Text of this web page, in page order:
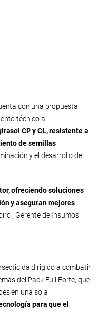
con una propuesta
técnico al
CP y CL, resistente a
de semillas
y el desarrollo del
ofreciendo soluciones
y aseguran mejores
, Gerente de Insumos
dirigido a combatir
del Pack Full Forte, que
en una sola
para que el